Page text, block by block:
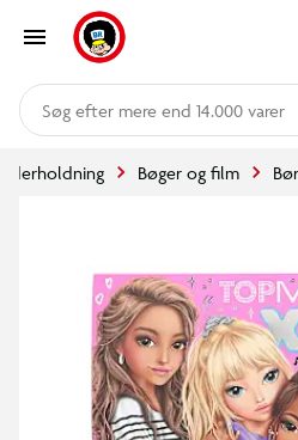
mere end 14.000 varer
Bøger og film